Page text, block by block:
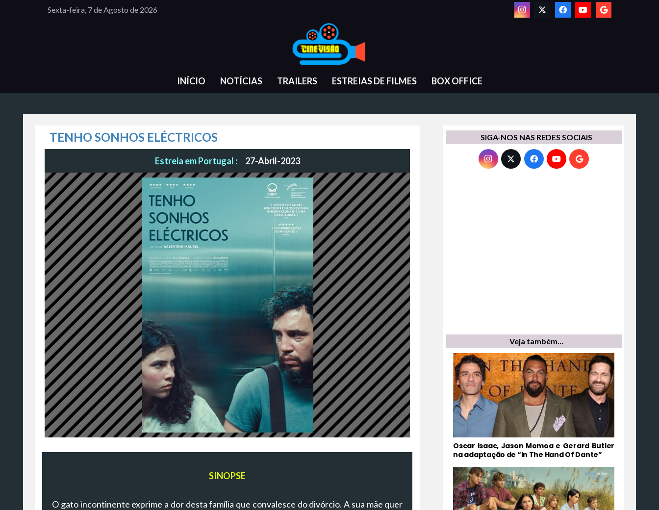
Sexta-feira, 7 de Agosto de 2026
INÍCIO NOTÍCIAS TRAILERS ESTREIAS DE FILMES BOX OFFICE
TENHO SONHOS ELÉCTRICOS
Estreia em Portugal : 27-Abril-2023
SINOPSE
O gato incontinente exprime a dor desta família que convalesce do divórcio. A sua mãe quer
SIGA-NOS NAS REDES SOCIAIS
Veja também…
Oscar Isaac, Jason Momoa e Gerard Butler
na adaptação de “In The Hand Of Dante”